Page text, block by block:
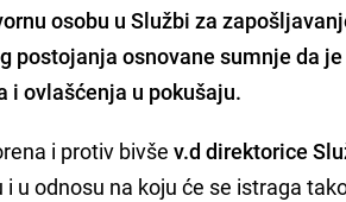
osobu u Službi za
postojanja osnovane sumnje da
i ovlašćenja u pokušaju.
i protiv bivše v.d direktorice
u odnosu na koju će se istraga